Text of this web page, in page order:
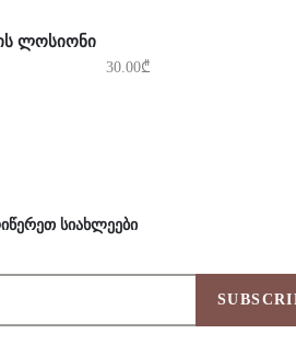
ᲚᲝᲡᲘᲝᲜᲘ
30.00₾
სიახლეები